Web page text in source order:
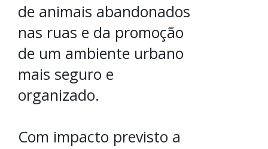
de animais abandonados
nas ruas e da promoção
de um ambiente urbano
mais seguro e
organizado.
Com impacto previsto a